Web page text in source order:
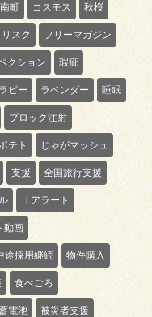
町 コスモス 秋桜
リスク フリーマガジン
クション 瑕疵
ピー ラベンダー 睡眠
ブロック注射
テト じゃがマッシュ
支援 全国旅行支援
Ｊアラート
動画
途採用継続 物件購入
食べごろ
電池 被災者支援